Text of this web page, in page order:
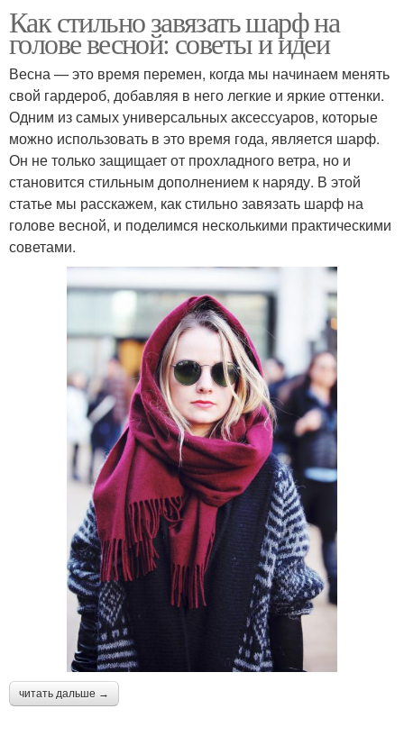
Как стильно завязать шарф на
голове весной: советы и идеи
Весна — это время перемен, когда мы начинаем менять
свой гардероб, добавляя в него легкие и яркие оттенки.
Одним из самых универсальных аксессуаров, которые
можно использовать в это время года, является шарф.
Он не только защищает от прохладного ветра, но и
становится стильным дополнением к наряду. В этой
статье мы расскажем, как стильно завязать шарф на
голове весной, и поделимся несколькими практическими
советами.
читать дальше →